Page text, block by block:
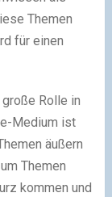
Themen
für einen
Rolle in
Medium ist
äußern
Themen
kommen und